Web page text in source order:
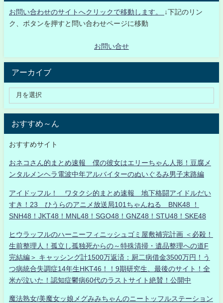
お問い合わせのサイトへクリックで移動します。
↓下記のリン
ク、ボタンを押すと問い合わせページに移動
お問い合せ
アーカイブ
おすすめ～ん
おすすめサイト
おネコさん的まとめ速報 僕の彼女はエリーちゃん人形！豆腐メ
ンタルメンヘラ電波中年アルバイターのぬいぐるみ男子末路編
アイドッフル！ ワタクシ的まとめ速報 地下格闘アイドルだい
すき！23 ひうらのアニメ放送局101ちゃんねる BNK48 ！
SNH48！JKT48！MNL48！SGO48！GNZ48！STU48！SKE48
ヒウラッフルのハーニーフィニッシュゴミ屋敷補完計画 ＜必殺！
生前整理人！孤立し孤独死からの～特殊清掃・遺品整理への道F
完結編＞ キャッシング計1500万返済：厨二病借金3500万円！う
つ病統合失調症14年生HKT46！！9期研究生、最後のサイト！全
米が泣いた！認知症鬱病60代のラストサイト絶賛！公開中
魔法熟女/美魔女ッ娘メグみみちゃんのニートッフルステーション